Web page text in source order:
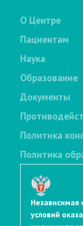
О Центре
Пациентам
Наука
Образование
Документы
Политика
Политика
Независимая
условий